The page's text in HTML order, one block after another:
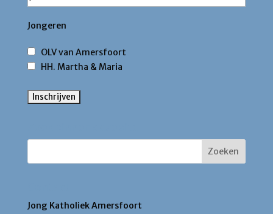
Jongeren
OLV van Amersfoort
HH. Martha & Maria
Jong Katholiek Amersfoort